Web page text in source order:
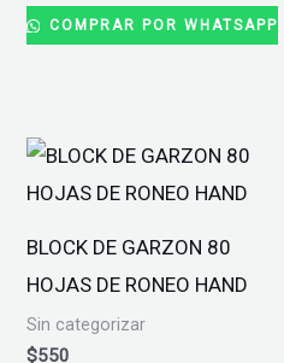
COMPRAR POR WHATSAPP
BLOCK DE GARZON 80
HOJAS DE RONEO HAND
Sin categorizar
$550